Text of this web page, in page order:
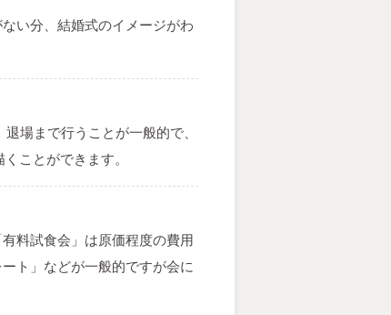
い分、結婚式のイメージがわ
場まで行うことが一般的で、
ことができます。
料試食会」は原価程度の費用
ト」などが一般的ですが会に